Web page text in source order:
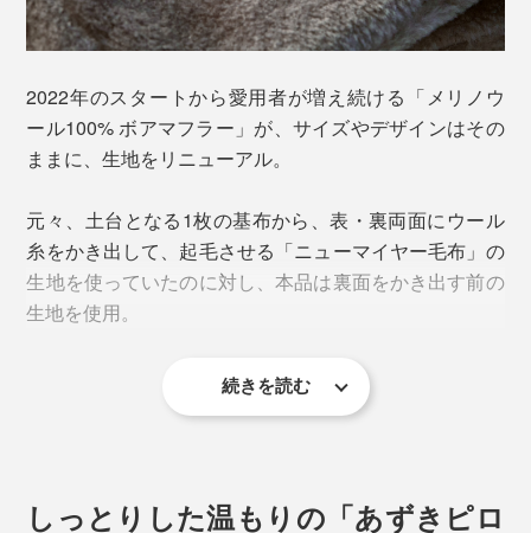
上質な素材を使って、熟練の職人が手間暇かけて作って
いるの毛布なのに、どうしても端材や余り生地が出てし
まって、もったいない。なんとか、捨てずに活かした
その思いから、「マフラー」は生まれました。
だから、温かさも、肌触りも、毛布とまったく同じ。ふ
2022年のスタートから愛用者が増え続ける「メリノウ
ール100% ボアマフラー」が、サイズやデザインはその
ままに、生地をリニューアル。
元々、土台となる1枚の基布から、表・裏両面にウール
糸をかき出して、起毛させる「ニューマイヤー毛布」の
生地を使っていたのに対し、本品は裏面をかき出す前の
生地を使用。
ウールの毛足の長さ・量は同じですが、パイルが表・裏
続きを読む
しっとりした温もりの「あずきピロ